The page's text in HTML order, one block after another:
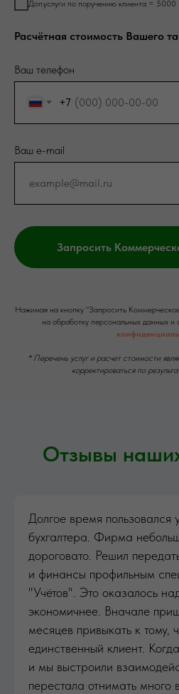
Доп.услуги по поручению клиента = 5000
Расчётная стоимость Вашего
Ваш телефон
+7
Ваш e-mail
Запросить
Нажимая на кнопку "Запросить
на обработку персональных данных и
* Перечень услуг и расчет стоимости
корректироваться по
Отзывы
Долгое время пользовался
бухгалтера. Фирма
дороговато. Решил
и финансы профильным
"Учётов". Это оказалось
экономичнее. Вначале
месяцев привыкать к тому,
единственный клиент.
и мы выстроили
перестала отнимать много